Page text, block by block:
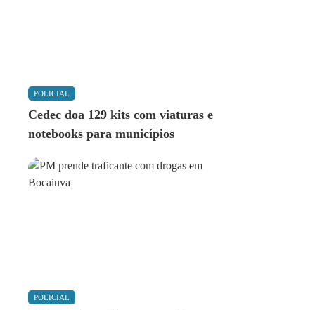
POLICIAL
Cedec doa 129 kits com viaturas e
notebooks para municípios
POLICIAL